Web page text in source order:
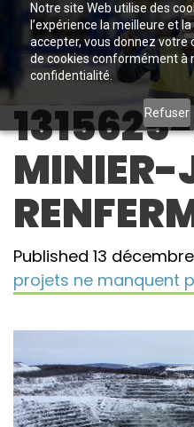
Notre site Web utilise des
l’expérience la meilleure et
accepter, vous donnez votre
de cookies conformément à
confidentialité.
Refuser
MINIER-
Published 13
projets ne manquent